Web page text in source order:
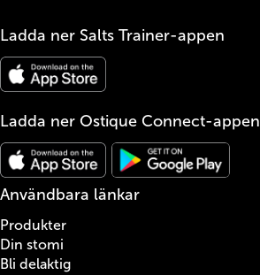
Ladda ner Salts Trainer-appen
Ladda ner Ostique Connect-appen
Användbara länkar
Produkter
Din stomi
Bli delaktig